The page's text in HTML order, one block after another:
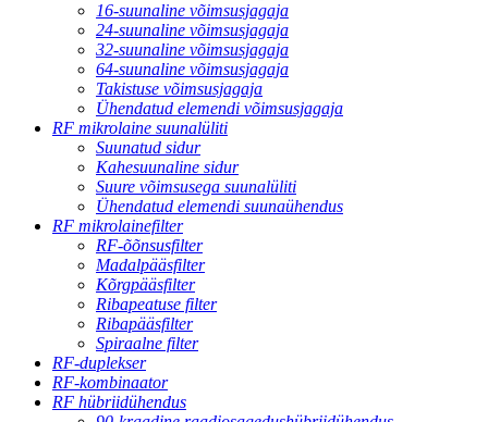
16-suunaline võimsusjagaja
24-suunaline võimsusjagaja
32-suunaline võimsusjagaja
64-suunaline võimsusjagaja
Takistuse võimsusjagaja
Ühendatud elemendi võimsusjagaja
RF mikrolaine suunalüliti
Suunatud sidur
Kahesuunaline sidur
Suure võimsusega suunalüliti
Ühendatud elemendi suunaühendus
RF mikrolainefilter
RF-õõnsusfilter
Madalpääsfilter
Kõrgpääsfilter
Ribapeatuse filter
Ribapääsfilter
Spiraalne filter
RF-duplekser
RF-kombinaator
RF hübriidühendus